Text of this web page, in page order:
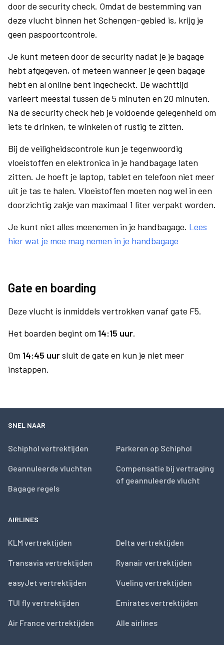
door de security check. Omdat de bestemming van
deze vlucht binnen het Schengen-gebied is, krijg je
geen paspoortcontrole.
Je kunt meteen door de security nadat je je bagage
hebt afgegeven, of meteen wanneer je geen bagage
hebt en al online bent ingecheckt. De wachttijd
varieert meestal tussen de 5 minuten en 20 minuten.
Na de security check heb je voldoende gelegenheid om
iets te drinken, te winkelen of rustig te zitten.
Bij de veiligheidscontrole kun je tegenwoordig
vloeistoffen en elektronica in je handbagage laten
zitten. Je hoeft je laptop, tablet en telefoon niet meer
uit je tas te halen. Vloeistoffen moeten nog wel in een
doorzichtig zakje van maximaal 1 liter verpakt worden.
Je kunt niet alles meenemen in je handbagage. Lees
hier wat je mee mag nemen in je handbagage
Gate en boarding
Deze vlucht is inmiddels vertrokken vanaf gate F5.
Het boarden begint om 14:15 uur.
Om 14:45 uursluit de gate en kun je niet meer
instappen.
SNEL NAAR
Schiphol vertrektijden
Geannuleerde vluchten
Bagage regels
Parkeren op Schiphol
Compensatie bij vertraging
of geannuleerde vlucht
AIRLINES
KLM vertrektijden
Transavia vertrektijden
easyJet vertrektijden
TUI fly vertrektijden
Air France vertrektijden
Delta vertrektijden
Ryanair vertrektijden
Vueling vertrektijden
Emirates vertrektijden
Alle airlines